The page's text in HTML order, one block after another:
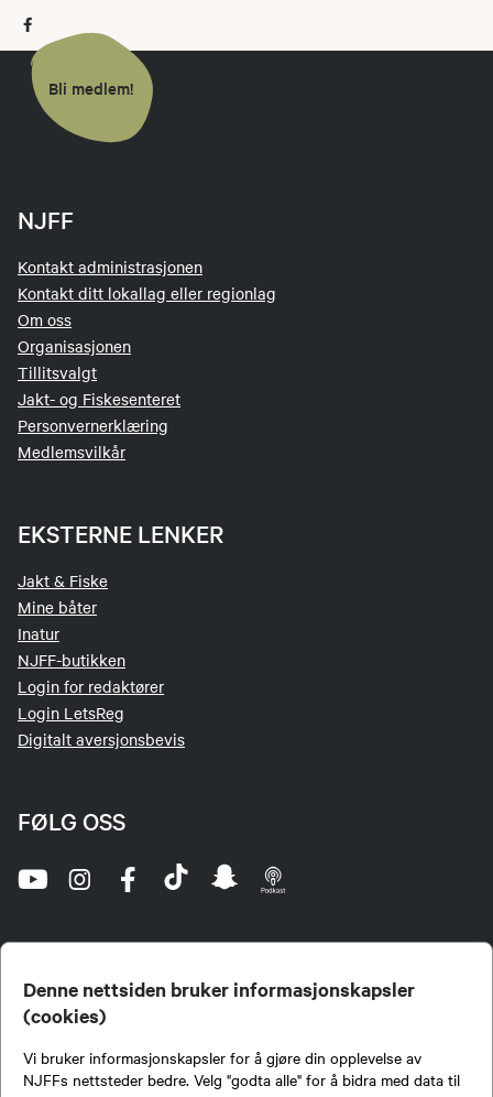
Denne nettsiden bruker informasjonskapsler
(cookies)
Vi bruker informasjonskapsler for å gjøre din opplevelse av
NJFFs nettsteder bedre. Velg "godta alle" for å bidra med data til
Bli medlem!
NJFF
Kontakt administrasjonen
Kontakt ditt lokallag eller regionlag
Om oss
Organisasjonen
Tillitsvalgt
Jakt- og Fiskesenteret
Personvernerklæring
Medlemsvilkår
EKSTERNE LENKER
Jakt & Fiske
Mine båter
Inatur
NJFF-butikken
Login for redaktører
Login LetsReg
Digitalt aversjonsbevis
FØLG OSS
jegere og sportsfiskere og et av de viktigste miljøene for formidling av kunnskap om jakt og
fiske i Norge. Vi er en partipolitisk nøytral organisasjon, men har et sterkt jakt-, fiske-, og